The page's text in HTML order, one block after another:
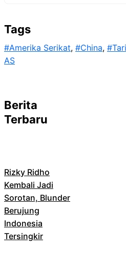
Tags
#Amerika Serikat, #China,
AS
Berita
Terbaru
Rizky Ridho
Kembali Jadi
Sorotan, Blunder
Berujung
Indonesia
Tersingkir